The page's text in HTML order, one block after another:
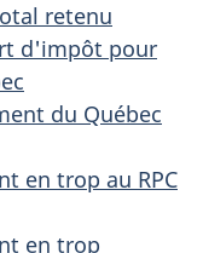
retenu
d'impôt pour
du Québec
en trop au RPC
en trop